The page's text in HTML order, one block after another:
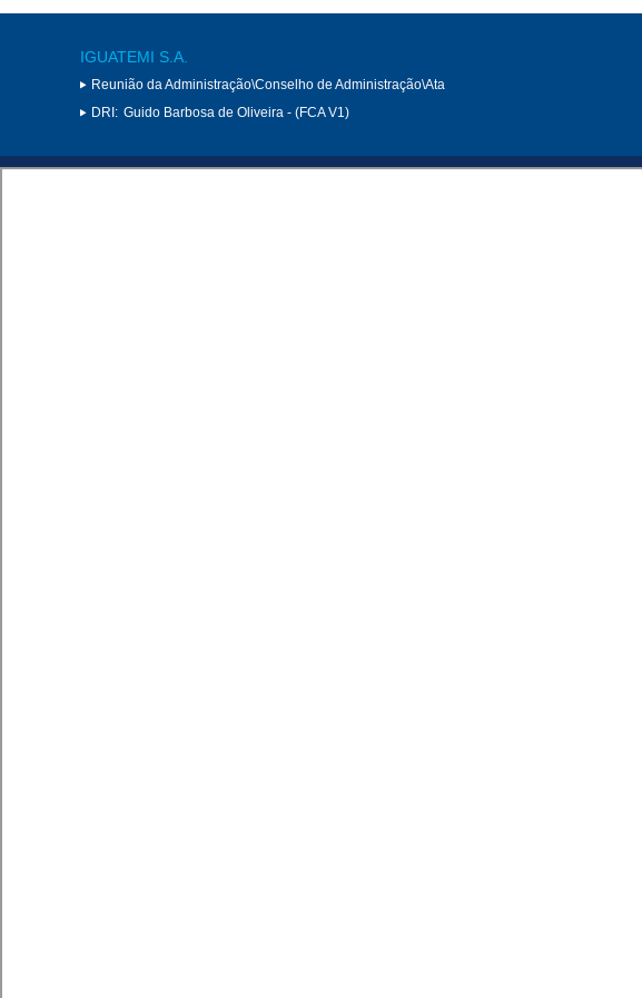
IGUATEMI S.A.
Reunião da Administração\Conselho de Administração\Ata
DRI: Guido Barbosa de Oliveira - (FCA V1)